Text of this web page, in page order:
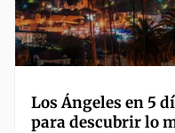
Los Ángeles en 5
para descubrir lo